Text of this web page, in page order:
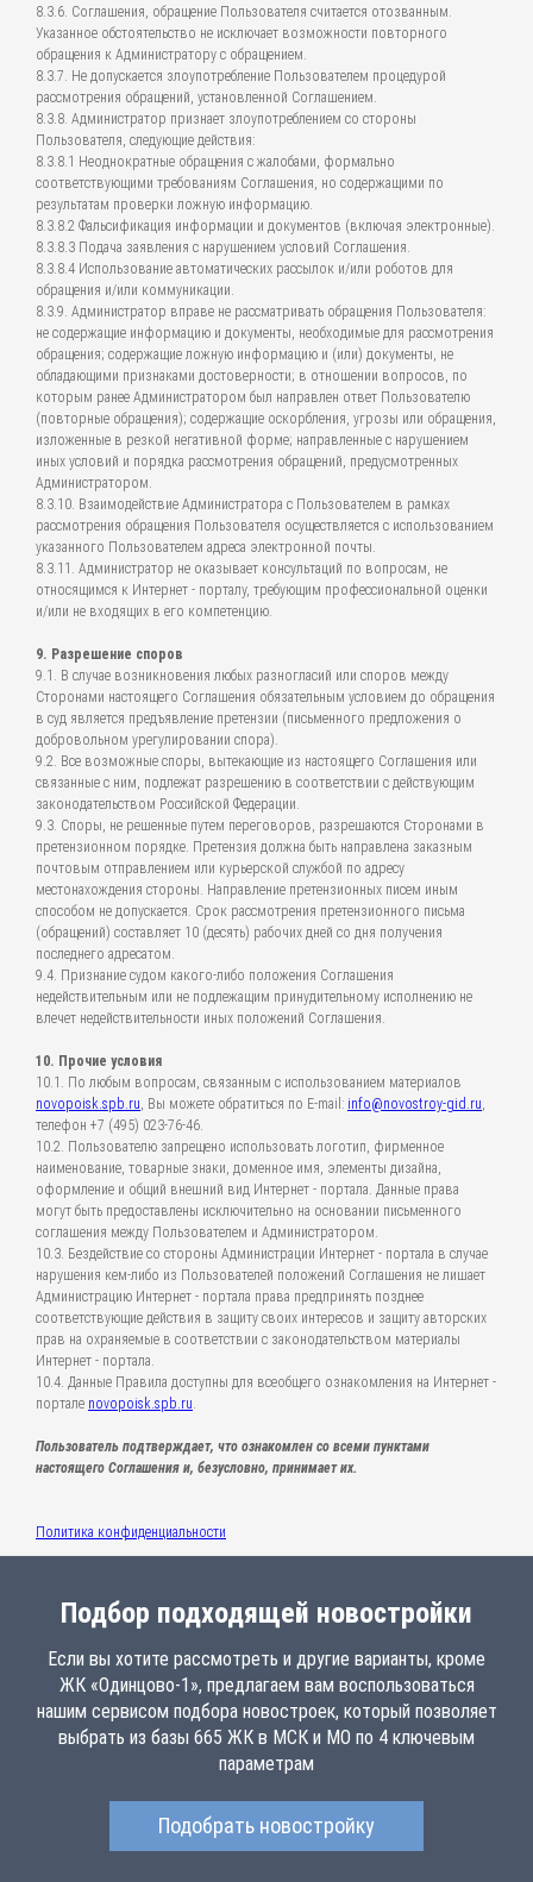
8.3.6. Соглашения, обращение Пользователя считается отозванным.
Указанное обстоятельство не исключает возможности повторного
обращения к Администратору с обращением.
8.3.7. Не допускается злоупотребление Пользователем процедурой
рассмотрения обращений, установленной Соглашением.
8.3.8. Администратор признает злоупотреблением со стороны
Пользователя, следующие действия:
8.3.8.1 Неоднократные обращения с жалобами, формально
соответствующими требованиям Соглашения, но содержащими по
результатам проверки ложную информацию.
8.3.8.2 Фальсификация информации и документов (включая электронные).
8.3.8.3 Подача заявления с нарушением условий Соглашения.
8.3.8.4 Использование автоматических рассылок и/или роботов для
обращения и/или коммуникации.
8.3.9. Администратор вправе не рассматривать обращения Пользователя:
не содержащие информацию и документы, необходимые для рассмотрения
обращения; содержащие ложную информацию и (или) документы, не
обладающими признаками достоверности; в отношении вопросов, по
которым ранее Администратором был направлен ответ Пользователю
(повторные обращения); содержащие оскорбления, угрозы или обращения,
изложенные в резкой негативной форме; направленные с нарушением
иных условий и порядка рассмотрения обращений, предусмотренных
Администратором.
8.3.10. Взаимодействие Администратора с Пользователем в рамках
рассмотрения обращения Пользователя осуществляется с использованием
указанного Пользователем адреса электронной почты.
8.3.11. Администратор не оказывает консультаций по вопросам, не
относящимся к Интернет - порталу, требующим профессиональной оценки
и/или не входящих в его компетенцию.
9. Разрешение споров
9.1. В случае возникновения любых разногласий или споров между
Сторонами настоящего Соглашения обязательным условием до обращения
в суд является предъявление претензии (письменного предложения о
добровольном урегулировании спора).
9.2. Все возможные споры, вытекающие из настоящего Соглашения или
связанные с ним, подлежат разрешению в соответствии с действующим
законодательством Российской Федерации.
9.3. Споры, не решенные путем переговоров, разрешаются Сторонами в
претензионном порядке. Претензия должна быть направлена заказным
почтовым отправлением или курьерской службой по адресу
местонахождения стороны. Направление претензионных писем иным
способом не допускается. Срок рассмотрения претензионного письма
(обращений) составляет 10 (десять) рабочих дней со дня получения
последнего адресатом.
9.4. Признание судом какого-либо положения Соглашения
недействительным или не подлежащим принудительному исполнению не
влечет недействительности иных положений Соглашения.
10. Прочие условия
10.1. По любым вопросам, связанным с использованием материалов
novopoisk.spb.ru, Вы можете обратиться по E-mail: info@novostroy-gid.ru,
телефон +7 (495) 023-76-46.
10.2. Пользователю запрещено использовать логотип, фирменное
наименование, товарные знаки, доменное имя, элементы дизайна,
оформление и общий внешний вид Интернет - портала. Данные права
могут быть предоставлены исключительно на основании письменного
соглашения между Пользователем и Администратором.
10.3. Бездействие со стороны Администрации Интернет - портала в случае
нарушения кем-либо из Пользователей положений Соглашения не лишает
Администрацию Интернет - портала права предпринять позднее
соответствующие действия в защиту своих интересов и защиту авторских
прав на охраняемые в соответствии с законодательством материалы
Интернет - портала.
10.4. Данные Правила доступны для всеобщего ознакомления на Интернет -
портале novopoisk.spb.ru.
Пользователь подтверждает, что ознакомлен со всеми пунктами
настоящего Соглашения и, безусловно, принимает их.
Политика конфиденциальности
Подбор подходящей новостройки
Если вы хотите рассмотреть и другие варианты, кроме
ЖК «Одинцово-1», предлагаем вам воспользоваться
нашим сервисом подбора новостроек, который позволяет
выбрать из базы 665 ЖК в МСК и МО по 4 ключевым
параметрам
Подобрать новостройку